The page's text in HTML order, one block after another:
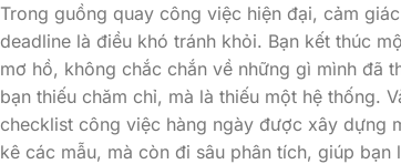
Trong guồng quay công việc hiện đại, cảm
deadline là điều khó tránh khỏi. Bạn kết thúc
mơ hồ, không chắc chắn về những gì mình đã
bạn thiếu chăm chỉ, mà là thiếu một hệ thống.
checklist công việc hàng ngày được xây dựng
kê các mẫu, mà còn đi sâu phân tích, giúp